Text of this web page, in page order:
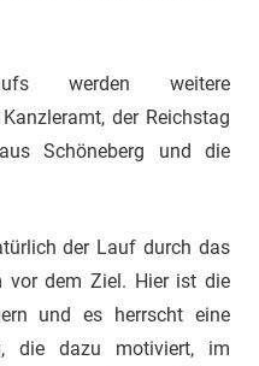
werden weitere
der Reichstag
Schöneberg und die
der Lauf durch das
vor dem Ziel. Hier ist die
und es herrscht eine
die dazu motiviert, im